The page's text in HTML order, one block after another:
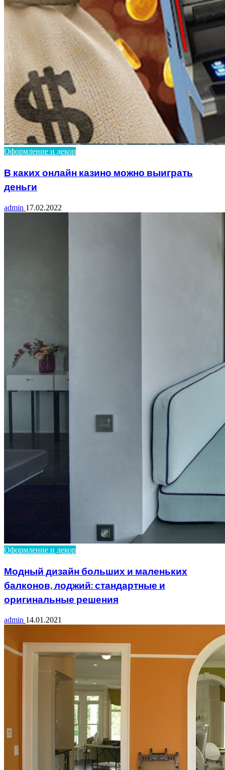
Оформление и декор
В каких онлайн казино можно выиграть
деньги
admin 17.02.2022
Оформление и декор
Модный дизайн больших и маленьких
балконов, лоджий: стандартные и
оригинальные решения
admin 14.01.2021